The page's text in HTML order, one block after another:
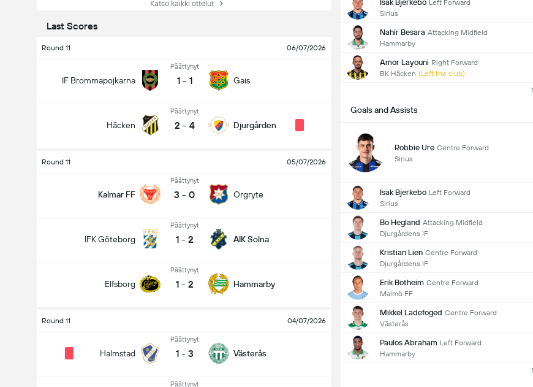
Katso kaikki ottelut
Last Scores
Round 11 06/07/2026
IF Brommapojkarna
Päättynyt
1 - 1 Gais
Häcken
Päättynyt
2 - 4 Djurgården
Round 11 05/07/2026
Kalmar FF
Päättynyt
3 - 0 Orgryte
IFK Göteborg
Päättynyt
1 - 2 AIK Solna
Elfsborg
Päättynyt
1 - 2 Hammarby
Round 11 04/07/2026
Halmstad
Päättynyt
1 - 3 Västerås
Päättynyt
Isak Bjerkebo Left Forward
Sirius
Nahir Besara Attacking Midfield
Hammarby
Amor Layouni Right Forward
BK Häcken (Left the club)
Goals and Assists
Robbie Ure Centre Forward
Sirius
Isak Bjerkebo Left Forward
Sirius
Bo Hegland Attacking Midfield
Djurgårdens IF
Kristian Lien Centre Forward
Djurgårdens IF
Erik Botheim Centre Forward
Malmö FF
Mikkel Ladefoged Centre Forward
Västerås
Paulos Abraham Left Forward
Hammarby